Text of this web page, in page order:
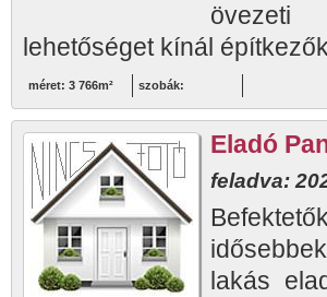
övezeti
lehetőséget kínál
méret: 3 766m² szobák:
Eladó
feladva:
lakás